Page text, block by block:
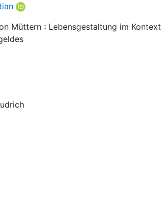
Müttern : Lebensgestaltung im Kontext